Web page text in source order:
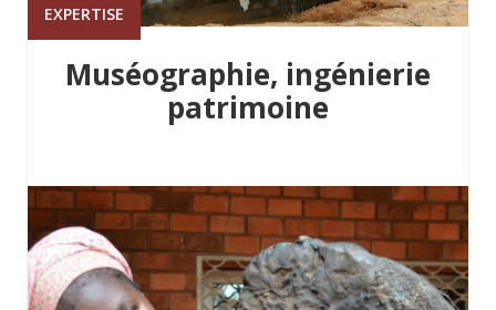
EXPERTISE
Muséographie, ingénierie
patrimoine